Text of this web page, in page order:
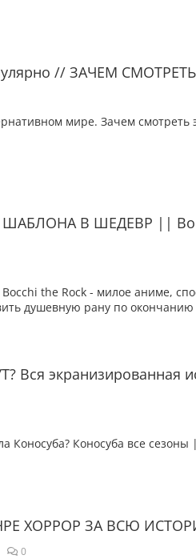
// ЗАЧЕМ СМОТРЕТЬ
мире. Зачем
В ШЕДЕВР ||
the Rock - милое аниме,
душевную рану по окончанию
Вся экранизированная
Коносуба? Коносуба все
ХОРРОР ЗА ВСЮ
0